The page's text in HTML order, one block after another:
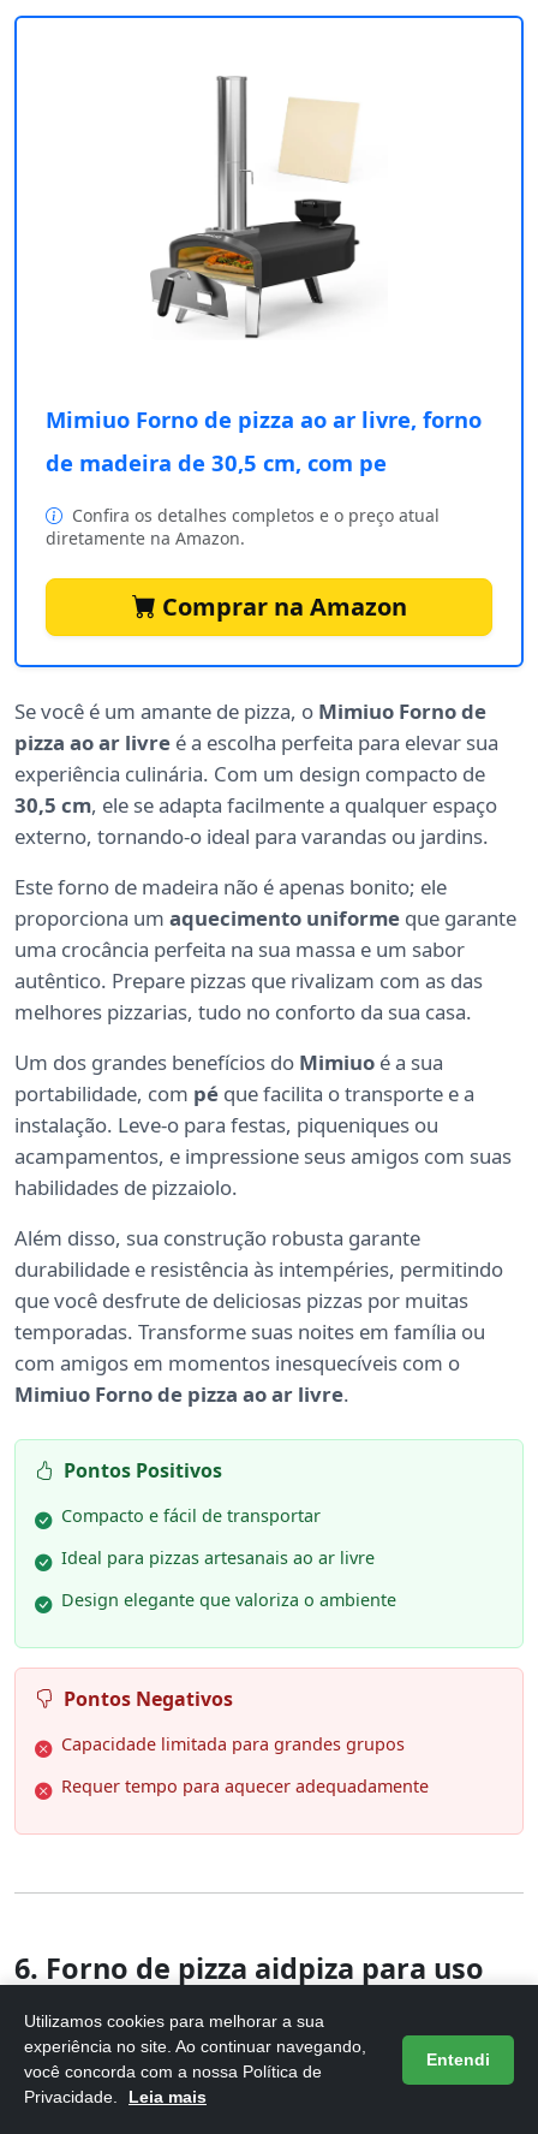
Mimiuo Forno de pizza ao ar livre, forno
de madeira de 30,5 cm, com pe
Confira os detalhes completos e o preço atual
diretamente na Amazon.
Comprar na Amazon
Se você é um amante de pizza, o Mimiuo Forno de
pizza ao ar livre é a escolha perfeita para elevar sua
experiência culinária. Com um design compacto de
30,5 cm, ele se adapta facilmente a qualquer espaço
externo, tornando-o ideal para varandas ou jardins.
Este forno de madeira não é apenas bonito; ele
proporciona um aquecimento uniforme que garante
uma crocância perfeita na sua massa e um sabor
autêntico. Prepare pizzas que rivalizam com as das
melhores pizzarias, tudo no conforto da sua casa.
Um dos grandes benefícios do Mimiuo é a sua
portabilidade, com pé que facilita o transporte e a
instalação. Leve-o para festas, piqueniques ou
acampamentos, e impressione seus amigos com suas
habilidades de pizzaiolo.
Além disso, sua construção robusta garante
durabilidade e resistência às intempéries, permitindo
que você desfrute de deliciosas pizzas por muitas
temporadas. Transforme suas noites em família ou
com amigos em momentos inesquecíveis com o
Mimiuo Forno de pizza ao ar livre.
Pontos Positivos
Compacto e fácil de transportar
Ideal para pizzas artesanais ao ar livre
Design elegante que valoriza o ambiente
Pontos Negativos
Capacidade limitada para grandes grupos
Requer tempo para aquecer adequadamente
6. Forno de pizza aidpiza para uso
madeira,
Utilizamos cookies para melhorar a sua
experiência no site. Ao continuar navegando,
você concorda com a nossa Política de
Privacidade.
Leia mais
Entendi